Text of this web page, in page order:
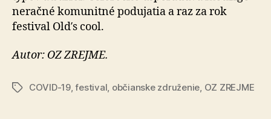
ne­račné ko­mu­nitné po­du­jatia a raz za rok
festival Old′s cool.
Autor: OZ ZREJME.
ZnačkyCOVID-19,festival, občianske združenie, OZ ZREJME